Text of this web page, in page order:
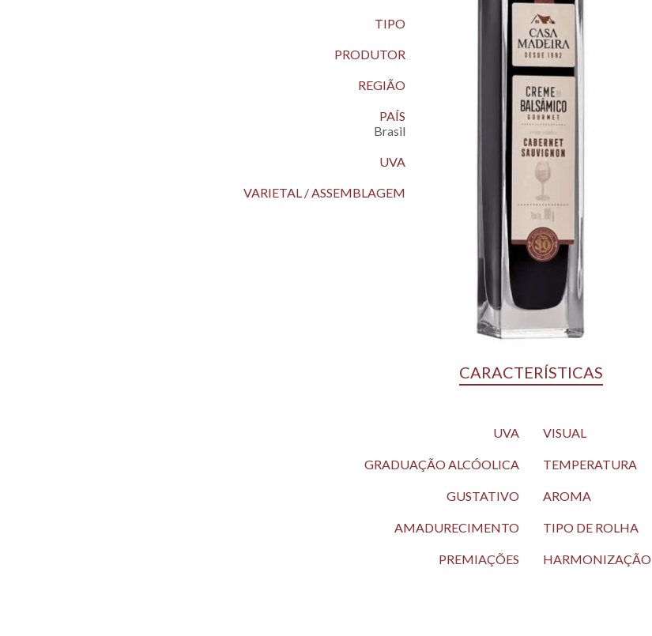
TIPO
PRODUTOR
REGIÃO
PAÍS
Brasil
UVA
VARIETAL / ASSEMBLAGEM
CARACTERÍSTICAS
UVA VISUAL
GRADUAÇÃO ALCÓOLICA TEMPERATURA
GUSTATIVO AROMA
AMADURECIMENTO TIPO DE ROLHA
PREMIAÇÕES HARMONIZAÇÃO